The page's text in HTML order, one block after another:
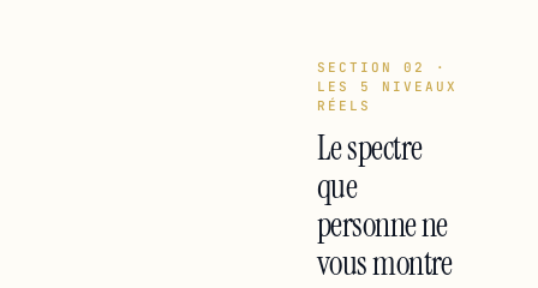
SECTION 02 ·
LES 5 NIVEAUX
RÉELS
Le spectre
que
personne ne
vous montre